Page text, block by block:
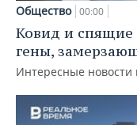
Общество 00:00
Ковид и спящие
гены,
Интересные новости